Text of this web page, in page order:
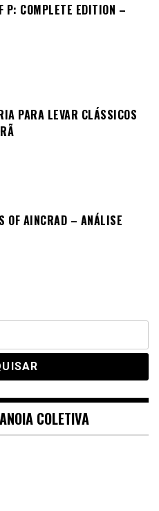
P: COMPLETE EDITION –
PARA LEVAR CLÁSSICOS
OF AINCRAD – ANÁLISE
COLETIVA